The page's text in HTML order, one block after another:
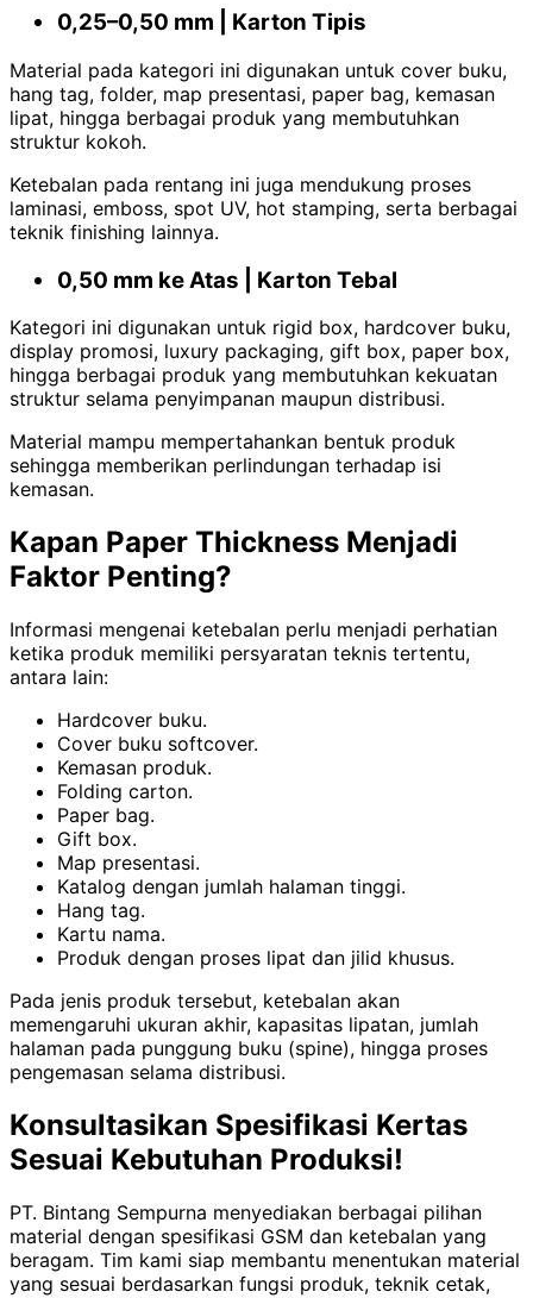
0,25–0,50 mm | Karton Tipis
Material pada kategori ini digunakan untuk cover buku,
hang tag, folder, map presentasi, paper bag, kemasan
lipat, hingga berbagai produk yang membutuhkan
struktur kokoh.
Ketebalan pada rentang ini juga mendukung proses
laminasi, emboss, spot UV, hot stamping, serta berbagai
teknik finishing lainnya.
0,50 mm ke Atas | Karton Tebal
Kategori ini digunakan untuk rigid box, hardcover buku,
display promosi, luxury packaging, gift box, paper box,
hingga berbagai produk yang membutuhkan kekuatan
struktur selama penyimpanan maupun distribusi.
Material mampu mempertahankan bentuk produk
sehingga memberikan perlindungan terhadap isi
kemasan.
Kapan Paper Thickness Menjadi
Faktor Penting?
Informasi mengenai ketebalan perlu menjadi perhatian
ketika produk memiliki persyaratan teknis tertentu,
antara lain:
Hardcover buku.
Cover buku softcover.
Kemasan produk.
Folding carton.
Paper bag.
Gift box.
Map presentasi.
Katalog dengan jumlah halaman tinggi.
Hang tag.
Kartu nama.
Produk dengan proses lipat dan jilid khusus.
Pada jenis produk tersebut, ketebalan akan
memengaruhi ukuran akhir, kapasitas lipatan, jumlah
halaman pada punggung buku (spine), hingga proses
pengemasan selama distribusi.
Konsultasikan Spesifikasi Kertas
Sesuai Kebutuhan Produksi!
PT. Bintang Sempurna menyediakan berbagai pilihan
material dengan spesifikasi GSM dan ketebalan yang
beragam. Tim kami siap membantu menentukan material
yang sesuai berdasarkan fungsi produk, teknik cetak,